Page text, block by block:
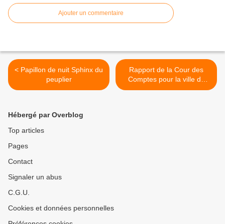
Ajouter un commentaire
< Papillon de nuit Sphinx du
peuplier
Rapport de la Cour des
Comptes pour la ville de
Chelles , septembre 2022 >
Hébergé par Overblog
Top articles
Pages
Contact
Signaler un abus
C.G.U.
Cookies et données personnelles